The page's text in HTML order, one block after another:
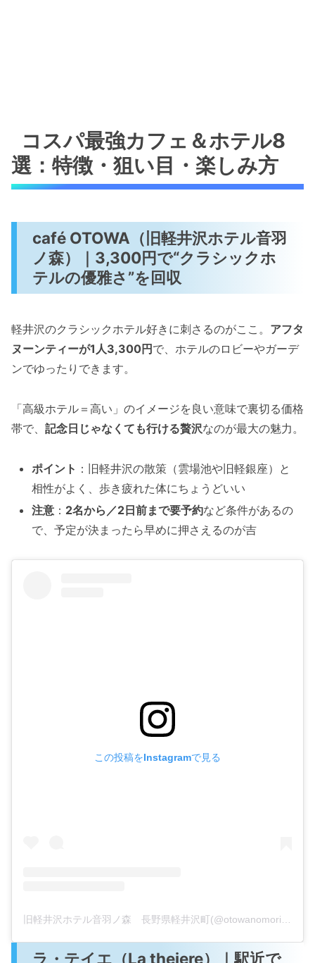
コスパ最強カフェ＆ホテル8
選：特徴・狙い目・楽しみ方
café OTOWA（旧軽井沢ホテル音羽
ノ森）｜3,300円で“クラシックホ
テルの優雅さ”を回収
軽井沢のクラシックホテル好きに刺さるのがここ。 アフタ
ヌーンティーが1人3,300円 で、ホテルのロビーやガーデ
ンでゆったりできます。
「高級ホテル＝高い」のイメージを良い意味で裏切る価格
帯で、 記念日じゃなくても行ける贅沢なのが最大の魅力。
ポイント ：旧軽井沢の散策（雲場池や旧軽銀座）と
相性がよく、歩き疲れた体にちょうどいい
注意 ： 2名から／2日前まで要予約など条件があるの
で、予定が決まったら早めに押さえるのが吉
この投稿をInstagramで見る
ラ・テイエ（La theiere）｜駅近で